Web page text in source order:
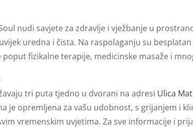
nudi savjete za zdravlje i vježbanje u
uredna i čista. Na raspolaganju su
fizikalne terapije, medicinske masaže i
tri puta tjedno u dvorani na adresi Ulica
je opremljena za vašu udobnost, s grijanjem i
vremenskim uvjetima. Za sve informacije i